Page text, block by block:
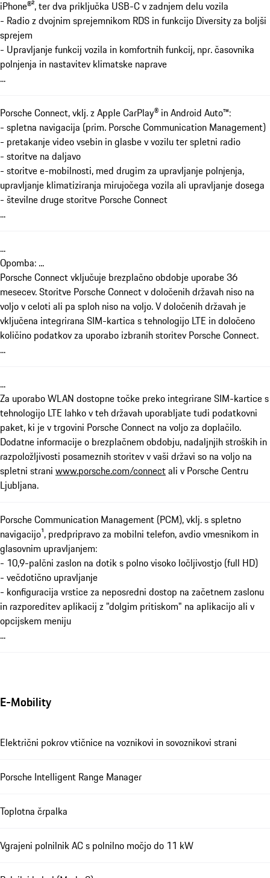
iPhone®², ter dva priključka USB-C v zadnjem delu vozila
- Radio z dvojnim sprejemnikom RDS in funkcijo Diversity za boljši
sprejem
- Upravljanje funkcij vozila in komfortnih funkcij, npr. časovnika
polnjenja in nastavitev klimatske naprave
...
Porsche Connect, vklj. z Apple CarPlay® in Android Auto™:
- spletna navigacija (prim. Porsche Communication Management)
- pretakanje video vsebin in glasbe v vozilu ter spletni radio
- storitve na daljavo
- storitve e-mobilnosti, med drugim za upravljanje polnjenja,
upravljanje klimatiziranja mirujočega vozila ali upravljanje dosega
- številne druge storitve Porsche Connect
...
...
Opomba: ...
Porsche Connect vključuje brezplačno obdobje uporabe 36
mesecev. Storitve Porsche Connect v določenih državah niso na
voljo v celoti ali pa sploh niso na voljo. V določenih državah je
vključena integrirana SIM-kartica s tehnologijo LTE in določeno
količino podatkov za uporabo izbranih storitev Porsche Connect.
...
...
Za uporabo WLAN dostopne točke preko integrirane SIM-kartice s
tehnologijo LTE lahko v teh državah uporabljate tudi podatkovni
paket, ki je v trgovini Porsche Connect na voljo za doplačilo.
Dodatne informacije o brezplačnem obdobju, nadaljnjih stroških in
razpoložljivosti posameznih storitev v vaši državi so na voljo na
spletni strani www.porsche.com/connectali v Porsche Centru
Ljubljana.
Porsche Communication Management (PCM), vklj. s spletno
navigacijo¹, predpripravo za mobilni telefon, avdio vmesnikom in
glasovnim upravljanjem:
- 10,9-palčni zaslon na dotik s polno visoko ločljivostjo (full HD)
- večdotično upravljanje
- konfiguracija vrstice za neposredni dostop na začetnem zaslonu
in razporeditev aplikacij z "dolgim pritiskom" na aplikacijo ali v
opcijskem meniju
...
E-Mobility
Električni pokrov vtičnice na voznikovi in sovoznikovi strani
Porsche Intelligent Range Manager
Toplotna črpalka
Vgrajeni polnilnik AC s polnilno močjo do 11 kW